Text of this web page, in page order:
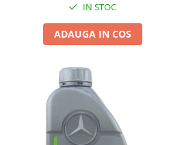
IN STOC
ADAUGA IN COS